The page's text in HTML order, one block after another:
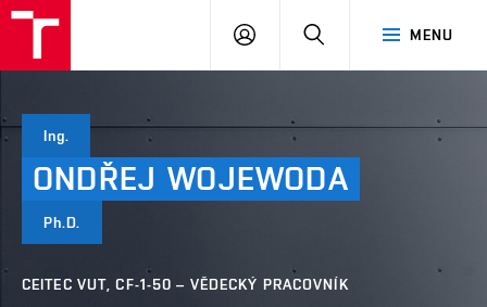
MENU
PŘIHLÁSIT
Ing.
ONDŘEJ WOJEWODA
Ph.D.
CEITEC VUT, CF-1-50 – VĚDECKÝ PRACOVNÍK